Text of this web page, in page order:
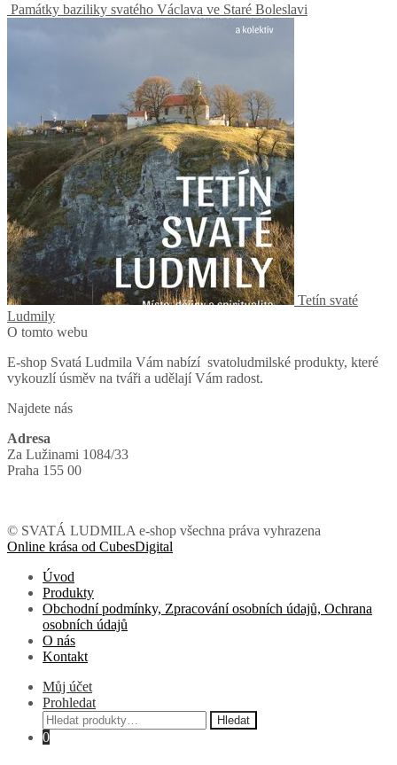
Památky baziliky svatého Václava ve Staré Boleslavi
Tetín svaté
Ludmily
O tomto webu
E-shop Svatá Ludmila Vám nabízí svatoludmilské produkty, které
vykouzlí úsměv na tváři a udělají Vám radost.
Najdete nás
Adresa
Za Lužinami 1084/33
Praha 155 00
© SVATÁ LUDMILA e-shop všechna práva vyhrazena
Online krása od CubesDigital
Úvod
Produkty
Obchodní podmínky, Zpracování osobních údajů, Ochrana
osobních údajů
O nás
Kontakt
Můj účet
Prohledat
Hledat:
Hledat
0